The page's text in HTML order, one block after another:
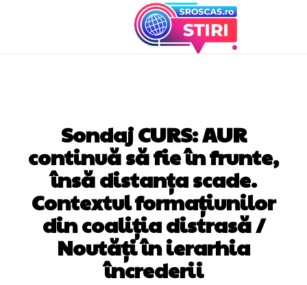
Sondaj CURS: AUR
continuă să fie în frunte,
însă distanța scade.
Contextul formațiunilor
din coaliția distrasă /
Noutăți în ierarhia
încrederii